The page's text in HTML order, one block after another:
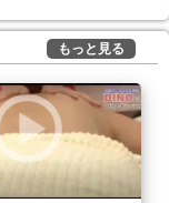
もっと見る